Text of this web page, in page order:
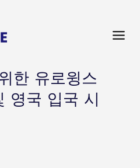
한 유로윙스
영국 입국 시